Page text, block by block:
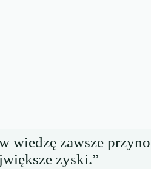
wiedzę zawsze
zyski.”